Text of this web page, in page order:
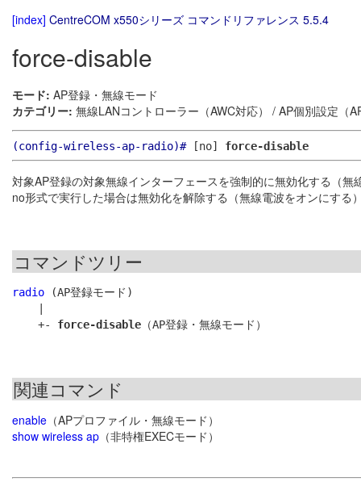
[index] CentreCOM x550シリーズ コマンドリファレンス 5.5.4
force-disable
モード: AP登録・無線モード
カテゴリー: 無線LANコントローラー（AWC対応） / AP個別設定（
(config-wireless-ap-radio)#[no] force-disable
対象AP登録の対象無線インターフェースを強制的に無効化する（無
no形式で実行した場合は無効化を解除する（無線電波をオンにする
コマンドツリー
radio (AP登録モード)
    +-
force-disable
関連コマンド
enable （APプロファイル・無線モード）
show wireless ap （非特権EXECモード）